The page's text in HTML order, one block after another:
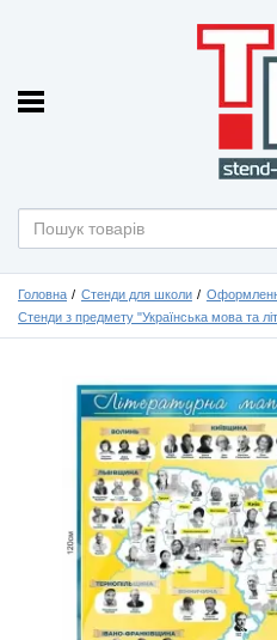
Головна Стенди для школи
Стенди з предмету "Українська мова та